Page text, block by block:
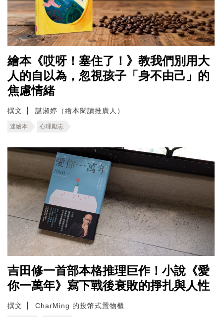
繪本《哎呀！塞住了！》教我們別用大
人的自以為，忽視孩子「身不由己」的
焦慮情緒
撰文 諶淑婷（繪本閱讀推廣人）
迷繪本 心理勵志
吉田修一首部本格推理巨作！小說《愛
你一萬年》寫下戰後衰敗的掙扎與人性
撰文 CharMing 的投幣式置物櫃